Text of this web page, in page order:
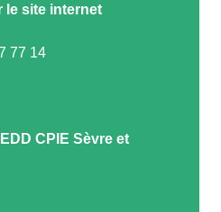
le site internet
77 14
CPIE Sèvre et